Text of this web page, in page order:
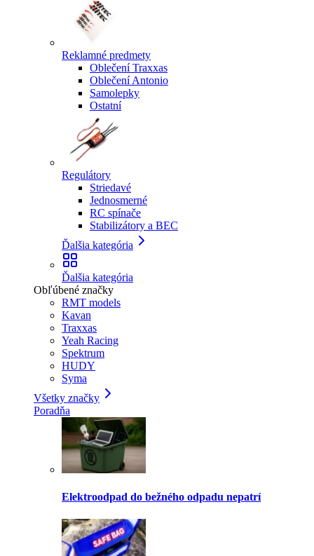
Reklamné predmety
Oblečení Traxxas
Oblečení Antonio
Samolepky
Ostatní
Regulátory
Striedavé
Jednosmerné
RC spínače
Stabilizátory a BEC
Ďalšia kategória
Ďalšia kategória
Obľúbené značky
RMT models
Kavan
Traxxas
Yeah Racing
Spektrum
HUDY
Syma
Všetky značky
Poradňa
Elektroodpad do bežného odpadu nepatrí